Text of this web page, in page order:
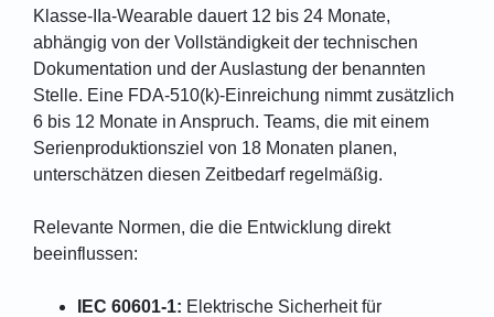
Klasse-IIa-Wearable dauert 12 bis 24 Monate,
abhängig von der Vollständigkeit der technischen
Dokumentation und der Auslastung der benannten
Stelle. Eine FDA-510(k)-Einreichung nimmt zusätzlich
6 bis 12 Monate in Anspruch. Teams, die mit einem
Serienproduktionsziel von 18 Monaten planen,
unterschätzen diesen Zeitbedarf regelmäßig.
Relevante Normen, die die Entwicklung direkt
beeinflussen:
IEC 60601-1: Elektrische Sicherheit für